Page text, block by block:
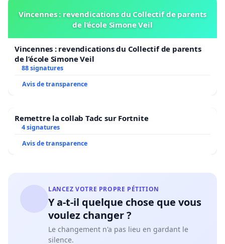
Vincennes : revendications du Collectif de parents
de l’école Simone Veil
Vincennes : revendications du Collectif de parents
de l’école Simone Veil
88 signatures
Avis de transparence
Remettre la collab Tadc sur Fortnite
4 signatures
Avis de transparence
LANCEZ VOTRE PROPRE PÉTITION
Y a-t-il quelque chose que vous
voulez changer ?
Le changement n'a pas lieu en gardant le
silence.